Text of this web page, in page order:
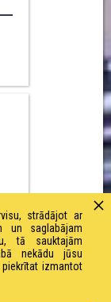
strādājot ar
un saglabājam
tā sauktajām
nekādu jūsu
izmantot